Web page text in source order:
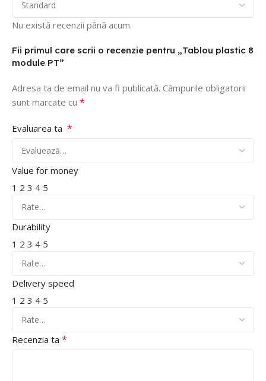
Nu există recenzii până acum.
Fii primul care scrii o recenzie pentru „Tablou plastic 8
module PT”
Adresa ta de email nu va fi publicată. Câmpurile obligatorii
sunt marcate cu *
Evaluarea ta *
Value for money
1 2 3 4 5
Durability
1 2 3 4 5
Delivery speed
1 2 3 4 5
Recenzia ta *